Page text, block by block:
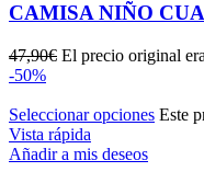
CAMISA NIÑO
47,90€ El precio original
-50%
Seleccionar opciones Este
Vista rápida
Añadir a mis deseos